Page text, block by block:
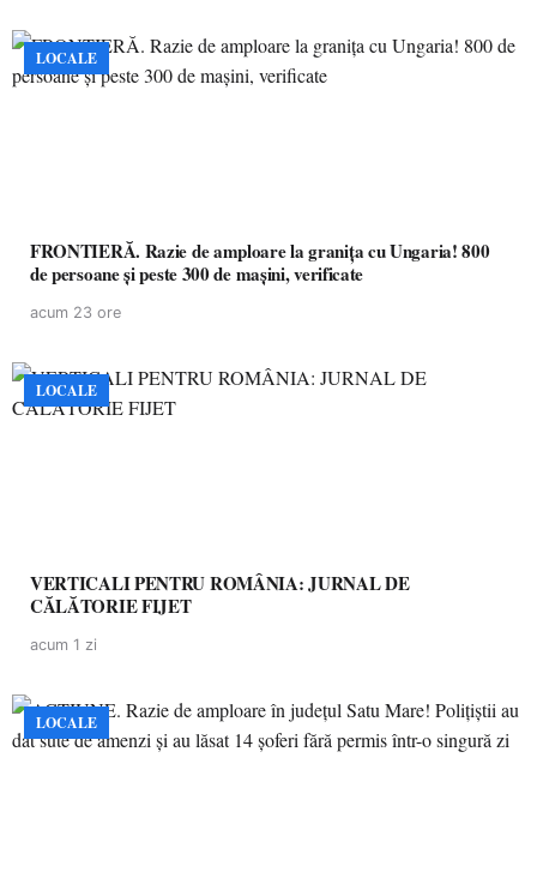
LOCALE
FRONTIERĂ. Razie de amploare la granița cu Ungaria! 800
de persoane și peste 300 de mașini, verificate
acum 23 ore
LOCALE
VERTICALI PENTRU ROMÂNIA: JURNAL DE
CĂLĂTORIE FIJET
acum 1 zi
LOCALE